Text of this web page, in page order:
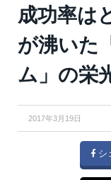
成功率は
が沸いた
ム」の栄
2017年3月19日
シ